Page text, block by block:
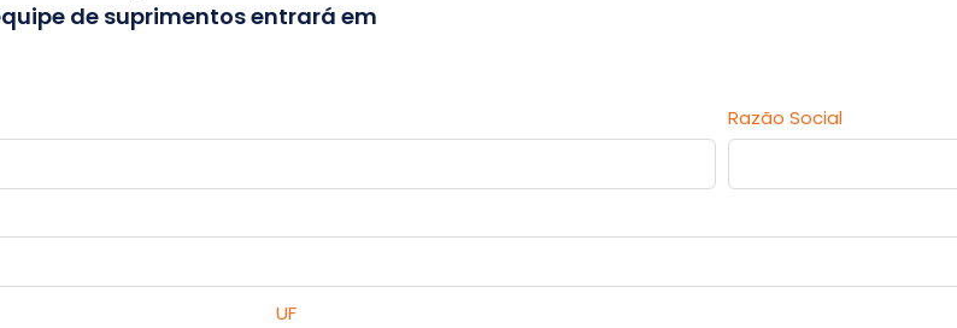
de suprimentos entrará em
Razão Social
UF